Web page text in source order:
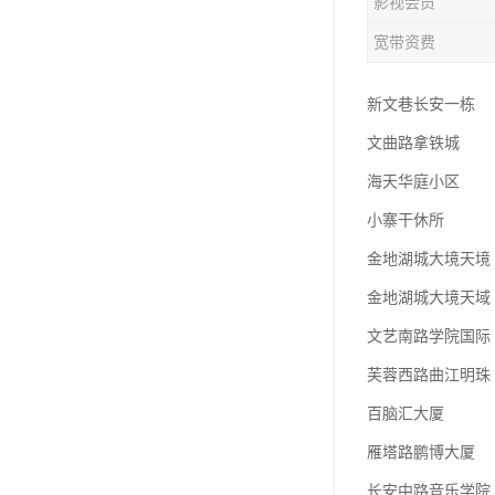
宽带资费
新文巷长安一栋
文曲路拿铁城
海天华庭小区
小寨干休所
金地湖城大境天境
金地湖城大境天域
文艺南路学院国际
芙蓉西路曲江明珠
百脑汇大厦
雁塔路鹏博大厦
长安中路音乐学院